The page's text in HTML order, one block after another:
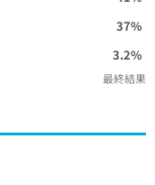
37%
3.2%
最終結果